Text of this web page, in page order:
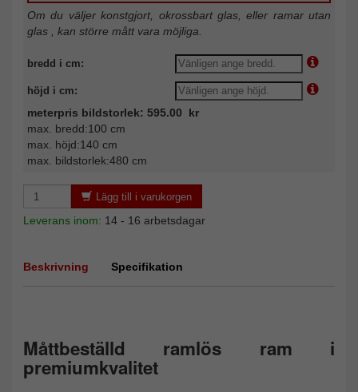
Om du väljer konstgjort, okrossbart glas, eller ramar utan
glas , kan större mått vara möjliga.
bredd i cm:
höjd i cm:
meterpris bildstorlek: 595.00 kr
max. bredd:100 cm
max. höjd:140 cm
max. bildstorlek:480 cm
Lägg till i varukorgen
Leverans inom: 14 - 16 arbetsdagar
Beskrivning Specifikation
Måttbeställd ramlös ram i
premiumkvalitet